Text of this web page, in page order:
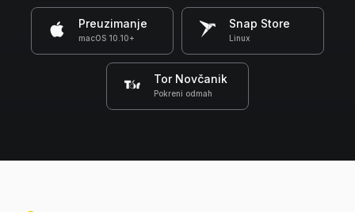
Preuzimanje
macOS 10.10+
Snap Store
Linux
Tor Novčanik
Pokreni odmah